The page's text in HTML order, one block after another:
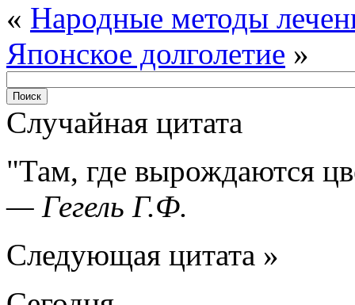
« Народные методы
Японское долголетие »
Случайная цитата
Там, где вырождаются
— Гегель Г.Ф.
Следующая цитата »